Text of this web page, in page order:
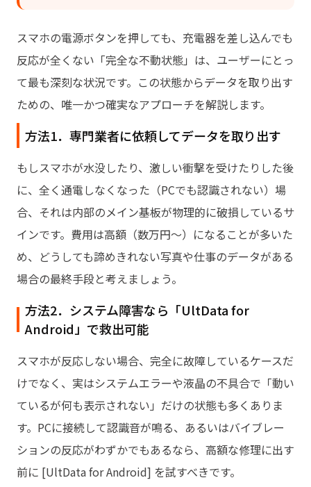
スマホの電源ボタンを押しても、充電器を差し込んでも
反応が全くない「完全な不動状態」は、ユーザーにとっ
て最も深刻な状況です。この状態からデータを取り出す
ための、唯一かつ確実なアプローチを解説します。
方法1．専門業者に依頼してデータを取り出す
もしスマホが水没したり、激しい衝撃を受けたりした後
に、全く通電しなくなった（PCでも認識されない）場
合、それは内部のメイン基板が物理的に破損しているサ
インです。費用は高額（数万円〜）になることが多いた
め、どうしても諦めきれない写真や仕事のデータがある
場合の最終手段と考えましょう。
方法2．システム障害なら「UltData for
Android」で救出可能
スマホが反応しない場合、完全に故障しているケースだ
けでなく、実はシステムエラーや液晶の不具合で「動い
ているが何も表示されない」だけの状態も多くありま
す。PCに接続して認識音が鳴る、あるいはバイブレー
ションの反応がわずかでもあるなら、高額な修理に出す
前に [UltData for Android] を試すべきです。